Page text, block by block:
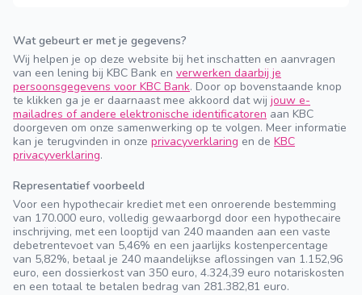
Wat gebeurt er met je gegevens?
Wij helpen je op deze website bij het inschatten en aanvragen
van een lening bij KBC Bank en verwerken daarbij je
persoonsgegevens voor KBC Bank. Door op bovenstaande knop
te klikken ga je er daarnaast mee akkoord dat wij jouw e-
mailadres of andere elektronische identificatoren aan KBC
doorgeven om onze samenwerking op te volgen. Meer informatie
kan je terugvinden in onze privacyverklaring en de KBC
privacyverklaring.
Representatief voorbeeld
Voor een hypothecair krediet met een onroerende bestemming
van 170.000 euro, volledig gewaarborgd door een hypothecaire
inschrijving, met een looptijd van 240 maanden aan een vaste
debetrentevoet van 5,46% en een jaarlijks kostenpercentage
van 5,82%, betaal je 240 maandelijkse aflossingen van 1.152,96
euro, een dossierkost van 350 euro, 4.324,39 euro notariskosten
en een totaal te betalen bedrag van 281.382,81 euro.